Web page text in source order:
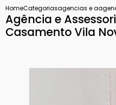
HomeCategoriasagencias e
Agência e
Casamento Vila